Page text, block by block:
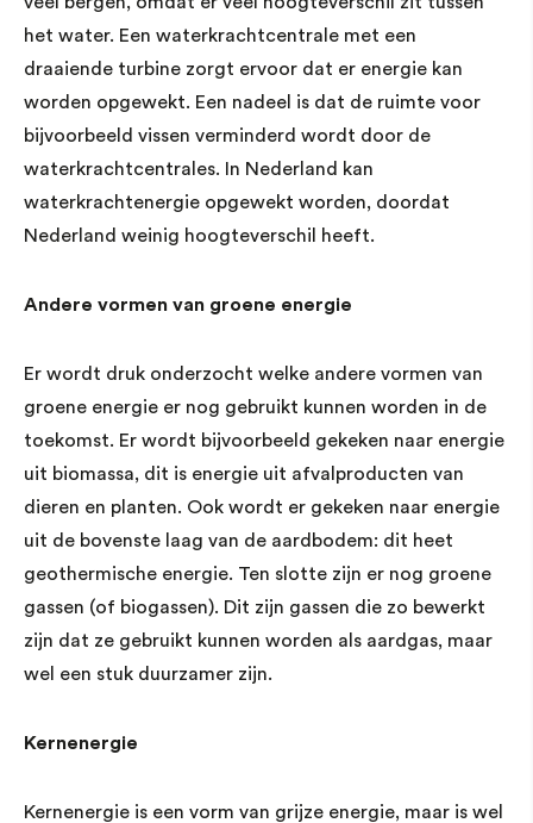
het water. Een waterkrachtcentrale met een
draaiende turbine zorgt ervoor dat er energie kan
worden opgewekt. Een nadeel is dat de ruimte voor
bijvoorbeeld vissen verminderd wordt door de
waterkrachtcentrales. In Nederland kan
waterkrachtenergie opgewekt worden, doordat
Nederland weinig hoogteverschil heeft.
Andere vormen van groene energie
Er wordt druk onderzocht welke andere vormen van
groene energie er nog gebruikt kunnen worden in de
toekomst. Er wordt bijvoorbeeld gekeken naar energie
uit biomassa, dit is energie uit afvalproducten van
dieren en planten. Ook wordt er gekeken naar energie
uit de bovenste laag van de aardbodem: dit heet
geothermische energie. Ten slotte zijn er nog groene
gassen (of biogassen). Dit zijn gassen die zo bewerkt
zijn dat ze gebruikt kunnen worden als aardgas, maar
wel een stuk duurzamer zijn.
Kernenergie
Kernenergie is een vorm van grijze energie, maar is wel